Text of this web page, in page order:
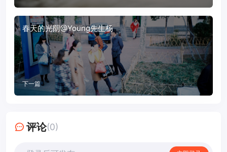
春天的光阴@Young先生杨
下一篇
评论(0)